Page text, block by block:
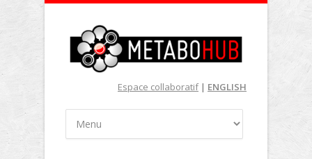
Espace collaboratif| ENGLISH